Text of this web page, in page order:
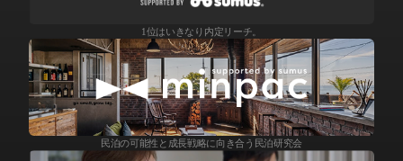
1位はいきなり内定リーチ。
民泊の可能性と成長戦略に向き合う民泊研究会